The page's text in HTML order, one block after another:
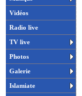
Vidéos
Radio live
TV live
Photos
Galerie
Islamiate